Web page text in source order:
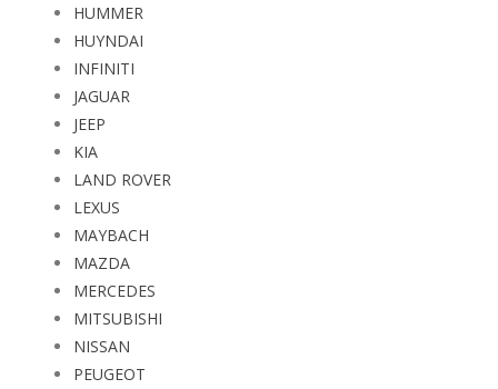
HUMMER
HUYNDAI
INFINITI
JAGUAR
JEEP
KIA
LAND ROVER
LEXUS
MAYBACH
MAZDA
MERCEDES
MITSUBISHI
NISSAN
PEUGEOT